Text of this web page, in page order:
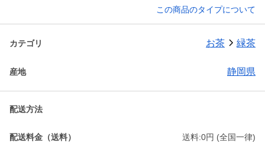
この商品のタイプについて
カテゴリ お茶 緑茶
産地 静岡県
配送方法
配送料金（送料） 送料:0円 (全国一律)